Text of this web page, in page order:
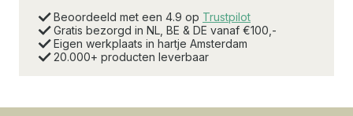
Beoordeeld met een 4.9 op Trustpilot
Gratis bezorgd in NL, BE & DE vanaf €100,-
Eigen werkplaats in hartje Amsterdam
20.000+ producten leverbaar